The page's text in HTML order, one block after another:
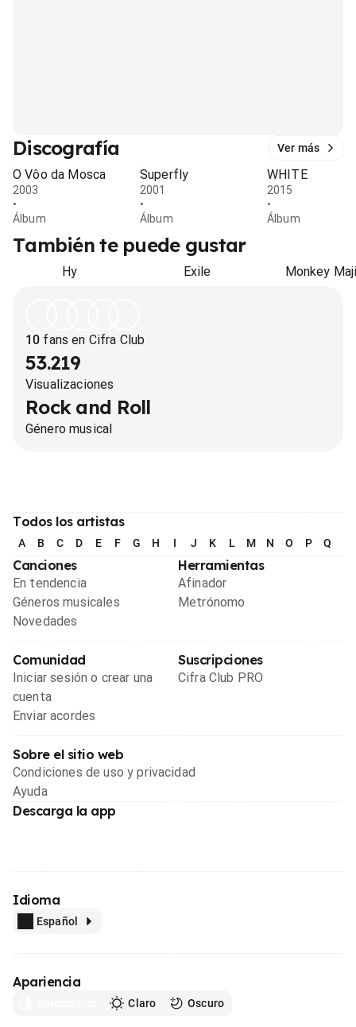
Discografía Ver más
O Vôo da Mosca
2003
•
Álbum
Superfly
2001
•
Álbum
WHITE
2015
•
Álbum
También te puede gustar
Hy Exile Monkey
10 fans en Cifra Club
53.219
Visualizaciones
Rock and Roll
Género musical
Todos los artistas
A B C D E F G H I J K L M N O P Q
Canciones
En tendencia
Géneros musicales
Novedades
Herramientas
Afinador
Metrónomo
Comunidad
Iniciar sesión o crear una
cuenta
Enviar acordes
Suscripciones
Cifra Club PRO
Sobre el sitio web
Condiciones de uso y privacidad
Ayuda
Descarga la app
Idioma
Español
Apariencia
Claro Oscuro